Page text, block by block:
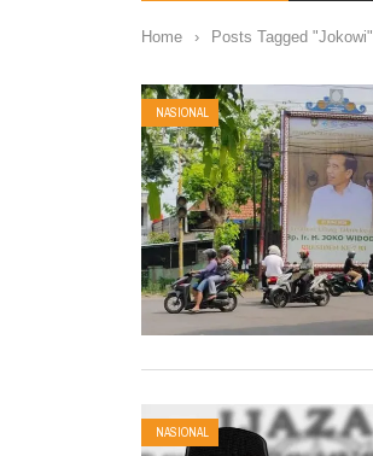
Home › Posts Tagged "Jokowi"
NASIONAL
NASIONAL